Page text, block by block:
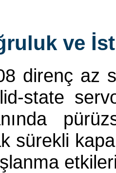
ve
direnç az
state
sürekli